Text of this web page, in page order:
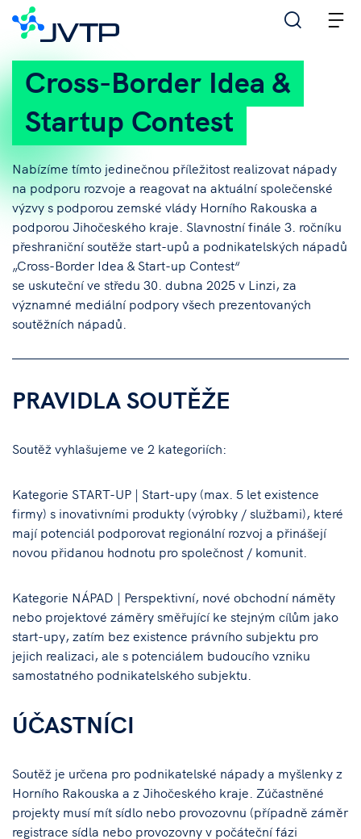
Cross-Border Idea &
Startup Contest
Nabízíme tímto jedinečnou příležitost realizovat nápady
na podporu rozvoje a reagovat na aktuální společenské
výzvy s podporou zemské vlády Horního Rakouska a
podporou Jihočeského kraje. Slavnostní finále 3. ročníku
přeshraniční soutěže start-upů a podnikatelských nápadů
„Cross-Border Idea & Start-up Contest“
se uskuteční ve středu 30. dubna 2025 v Linzi, za
významné mediální podpory všech prezentovaných
soutěžních nápadů.
PRAVIDLA SOUTĚŽE
Soutěž vyhlašujeme ve 2 kategoriích:
Kategorie START-UP | Start-upy (max. 5 let existence
firmy) s inovativními produkty (výrobky / službami), které
mají potenciál podporovat regionální rozvoj a přinášejí
novou přidanou hodnotu pro společnost / komunit.
Kategorie NÁPAD | Perspektivní, nové obchodní náměty
nebo projektové záměry směřující ke stejným cílům jako
start-upy, zatím bez existence právního subjektu pro
jejich realizaci, ale s potenciálem budoucího vzniku
samostatného podnikatelského subjektu.
ÚČASTNÍCI
Soutěž je určena pro podnikatelské nápady a myšlenky z
Horního Rakouska a z Jihočeského kraje. Zúčastněné
projekty musí mít sídlo nebo provozovnu (případně záměr
registrace sídla nebo provozovny v počáteční fázi